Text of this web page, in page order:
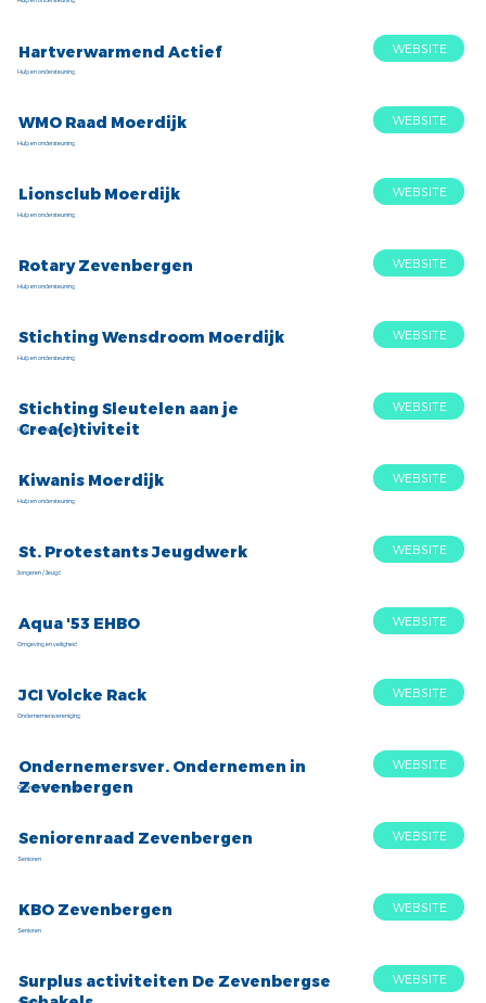
Hulp en ondersteuning
Hartverwarmend Actief WEBSITE
Hulp en ondersteuning
WMO Raad Moerdijk WEBSITE
Hulp en ondersteuning
Lionsclub Moerdijk WEBSITE
Hulp en ondersteuning
Rotary Zevenbergen WEBSITE
Hulp en ondersteuning
Stichting Wensdroom Moerdijk WEBSITE
Hulp en ondersteuning
Stichting Sleutelen aan je
Crea(c)tiviteit
WEBSITE
Hulp en ondersteuning
Kiwanis Moerdijk WEBSITE
Jongeren / Jeugd
St. Protestants Jeugdwerk WEBSITE
Omgeving en veiligheid
Aqua '53 EHBO WEBSITE
Ondernemersvereniging
JCI Volcke Rack WEBSITE
Ondernemersvereniging
Ondernemersver. Ondernemen in
Zevenbergen
WEBSITE
Senioren
Seniorenraad Zevenbergen WEBSITE
Senioren
KBO Zevenbergen WEBSITE
Surplus activiteiten De Zevenbergse
WEBSITE